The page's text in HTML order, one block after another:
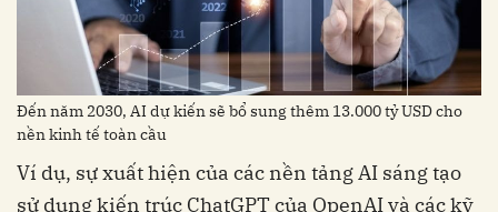
Đến năm 2030, AI dự kiến ​​sẽ bổ sung thêm 13.000 tỷ USD cho
nền kinh tế toàn cầu
Ví dụ, sự xuất hiện của các nền tảng AI sáng tạo
sử dụng kiến ​​trúc ChatGPT của OpenAI và các kỹ